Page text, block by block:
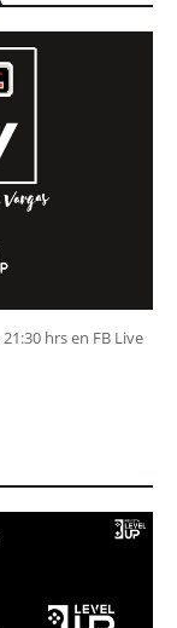
hrs en FB Live